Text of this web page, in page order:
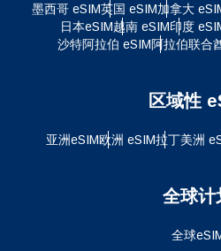
墨西哥 eSIM英国 eSIM加拿大
日本eSIM越南 eSIM印度
沙特阿拉伯 eSIM阿拉伯联合
区域性
亚洲eSIM欧洲 eSIM拉丁美洲
全球计
全球